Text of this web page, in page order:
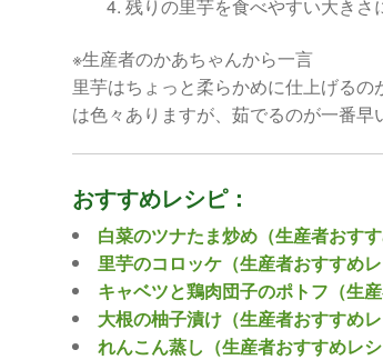
残りの里芋を食べやすい大きさ
※生産者のかあちゃんから一言
里芋はちょっと柔らかめに仕上げる
は色々ありますが、茹でるのが一番早
おすすめレシピ：
白菜のツナたま炒め（生産者おすす
里芋のコロッケ（生産者おすすめレ
キャベツと鶏肉団子のポトフ（生
大根の柚子漬け（生産者おすすめレ
れんこん蒸し（生産者おすすめレシ